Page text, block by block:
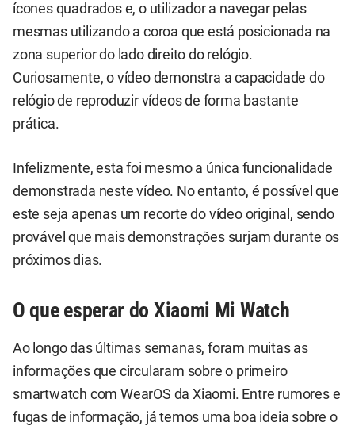
ícones quadrados e, o utilizador a navegar pelas
mesmas utilizando a coroa que está posicionada na
zona superior do lado direito do relógio.
Curiosamente, o vídeo demonstra a capacidade do
relógio de reproduzir vídeos de forma bastante
prática.
Infelizmente, esta foi mesmo a única funcionalidade
demonstrada neste vídeo. No entanto, é possível que
este seja apenas um recorte do vídeo original, sendo
provável que mais demonstrações surjam durante os
próximos dias.
O que esperar do Xiaomi Mi Watch
Ao longo das últimas semanas, foram muitas as
informações que circularam sobre o primeiro
smartwatch com WearOS da Xiaomi. Entre rumores e
fugas de informação, já temos uma boa ideia sobre o